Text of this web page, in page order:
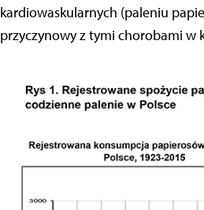
kardiowaskularnych (paleniu
przyczynowy z tymi chorobami w